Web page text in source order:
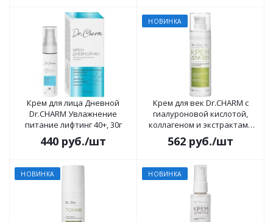
Крем для лица Дневной
Dr.CHARM Увлажнение
питание лифтинг 40+, 30г
440 руб./шт
НОВИНКА
Крем для век Dr.CHARM с
гиалуроновой кислотой,
коллагеном и экстрактами
розы и малины 30мл
562 руб./шт
НОВИНКА НОВИНКА